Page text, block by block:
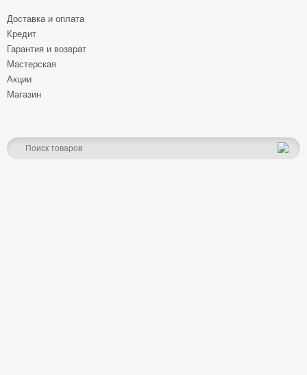
Доставка и оплата
Кредит
Гарантия и возврат
Мастерская
Акции
Магазин